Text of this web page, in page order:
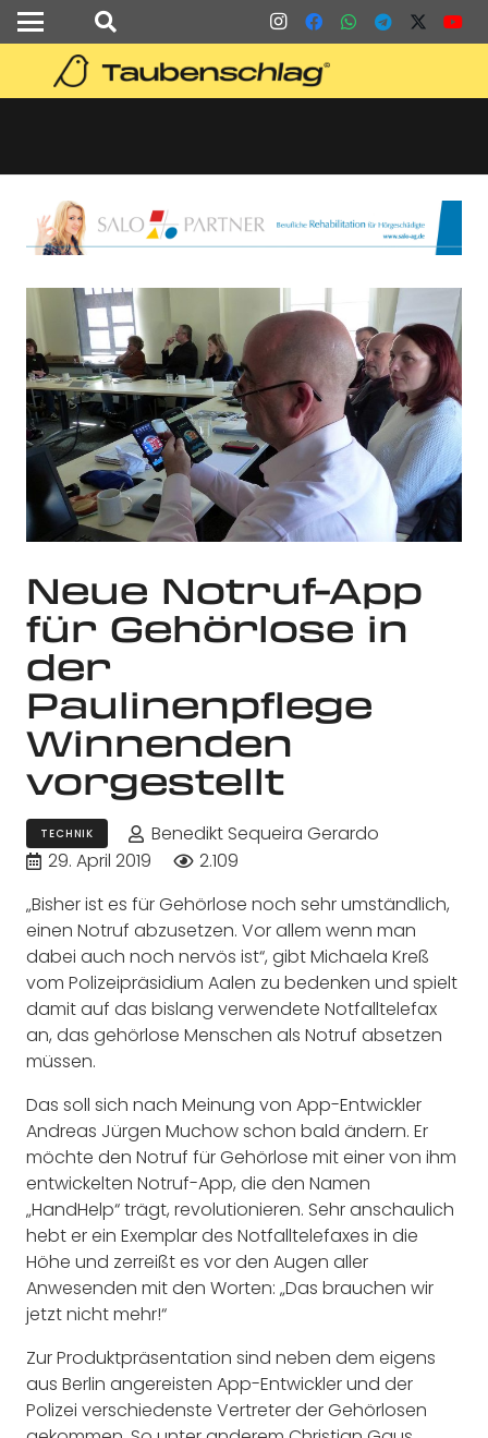
Neue Notruf-App
für Gehörlose in
der
Paulinenpflege
Winnenden
vorgestellt
TECHNIK
Benedikt Sequeira Gerardo
29. April 2019
2.109
„Bisher ist es für Gehörlose noch sehr umständlich,
einen Notruf abzusetzen. Vor allem wenn man
dabei auch noch nervös ist“, gibt Michaela Kreß
vom Polizeipräsidium Aalen zu bedenken und spielt
damit auf das bislang verwendete Notfalltelefax
an, das gehörlose Menschen als Notruf absetzen
müssen.
Das soll sich nach Meinung von App-Entwickler
Andreas Jürgen Muchow schon bald ändern. Er
möchte den Notruf für Gehörlose mit einer von ihm
entwickelten Notruf-App, die den Namen
„HandHelp“ trägt, revolutionieren. Sehr anschaulich
hebt er ein Exemplar des Notfalltelefaxes in die
Höhe und zerreißt es vor den Augen aller
Anwesenden mit den Worten: „Das brauchen wir
jetzt nicht mehr!“
Zur Produktpräsentation sind neben dem eigens
aus Berlin angereisten App-Entwickler und der
Polizei verschiedenste Vertreter der Gehörlosen